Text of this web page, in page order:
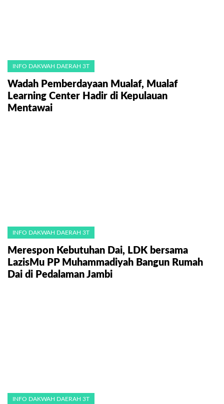
INFO DAKWAH DAERAH 3T
Wadah Pemberdayaan Mualaf, Mualaf
Learning Center Hadir di Kepulauan
Mentawai
INFO DAKWAH DAERAH 3T
Merespon Kebutuhan Dai, LDK bersama
LazisMu PP Muhammadiyah Bangun Rumah
Dai di Pedalaman Jambi
INFO DAKWAH DAERAH 3T